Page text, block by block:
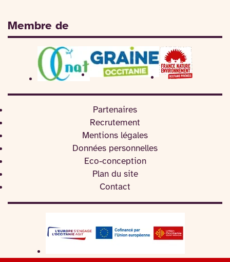
Membre de
Partenaires
Recrutement
Mentions légales
Données personnelles
Eco-conception
Plan du site
Contact